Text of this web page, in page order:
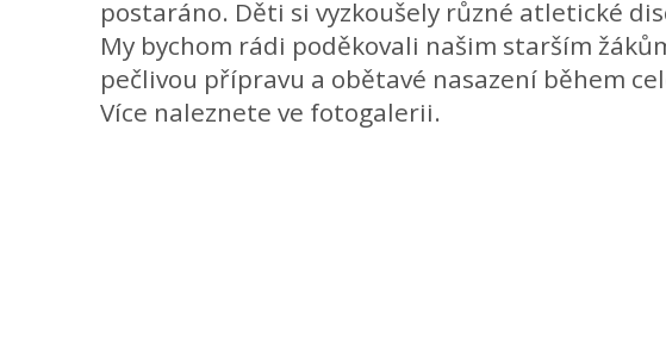
postaráno. Děti si vyzkoušely různé atletické
My bychom rádi poděkovali našim starším
pečlivou přípravu a obětavé nasazení během
Více naleznete ve fotogalerii.